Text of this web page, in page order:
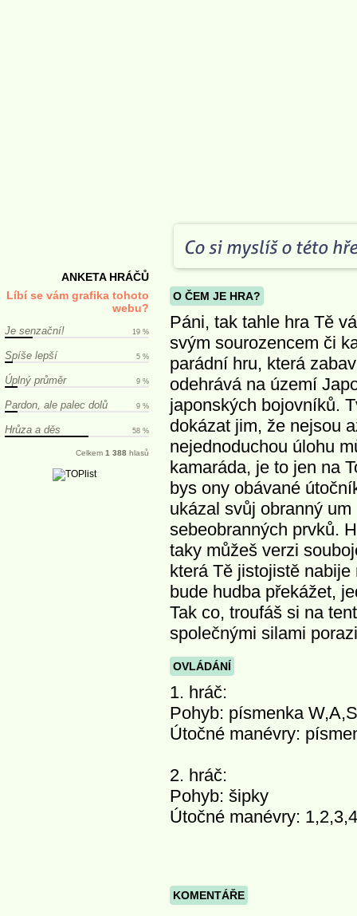
ANKETA HRÁČŮ
Líbí se vám grafika tohoto
webu?
Je senzační! 19 %
Spíše lepší 5 %
Úplný průměr 9 %
Pardon, ale palec dolů 9 %
Hrůza a děs 58 %
Celkem 1 388 hlasů
O ČEM JE HRA?
Páni, tak tahle hra Tě
svým sourozencem či
parádní hru, která
odehrává na území
japonských bojovníků.
dokázat jim, že nejsou
nejednoduchou úlohu
kamaráda, je to jen na
bys ony obávané
ukázal svůj obranný
sebeobranných prvků.
taky můžeš verzi
která Tě jistojistě
bude hudba překážet,
Tak co, troufáš si na
společnými silami
OVLÁDÁNÍ
1. hráč:
Pohyb: písmenka
Útočné manévry:
2. hráč:
Pohyb: šipky
Útočné manévry:
KOMENTÁŘE